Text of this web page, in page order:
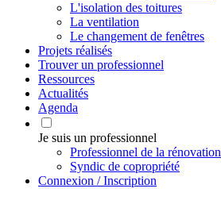
L'isolation des toitures
La ventilation
Le changement de fenêtres
Projets réalisés
Trouver un professionnel
Ressources
Actualités
Agenda
Je suis un professionnel
Professionnel de la rénovation
Syndic de copropriété
Connexion / Inscription